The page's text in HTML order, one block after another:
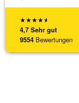
★★★★★
4,7 Sehr gut
9554 Bewertungen